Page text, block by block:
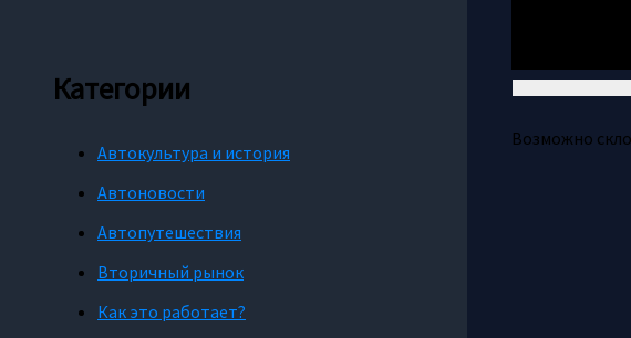
Категории
Автокультура и история
Автоновости
Автопутешествия
Вторичный рынок
Как это работает?
Возможно